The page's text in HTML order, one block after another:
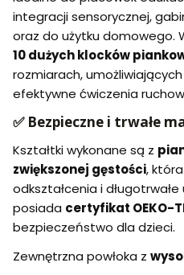
integracji sensorycznej,
oraz do użytku domowego.
10 dużych klocków
rozmiarach,
efektywne ćwiczenia
✅ Bezpieczne i trwałe
Kształtki wykonane są z
zwiększonej gęstości,
odkształcenia i
posiada certyfikat OEKO-
bezpieczeństwo dla dzieci.
Zewnętrzna powłoka z